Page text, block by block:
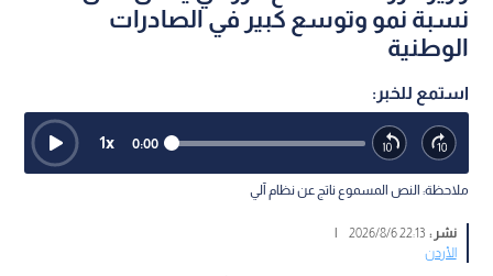
نسبة نمو وتوسع كبير في الصادرات
الوطنية
استمع للخبر:
0:00
1x
ملاحظة: النص المسموع ناتج عن نظام آلي
نشر :22:13 2026/8/6
الأردن